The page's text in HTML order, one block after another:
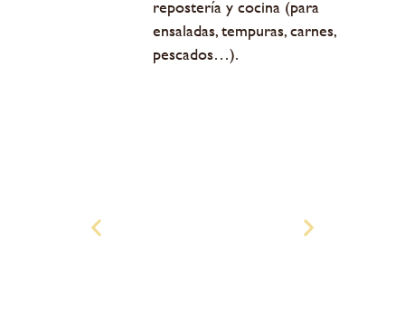
repostería y cocina (para
ensaladas, tempuras, carnes,
pescados…).